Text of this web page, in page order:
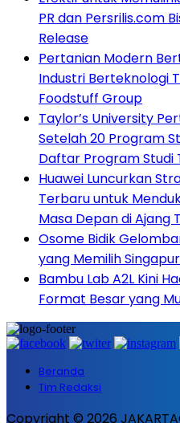
PR dan Persrilis.com
Release
Pertanian Modern
Industri Berteknologi
Foodstuff Group
Taylor’s University
Setelah 20 Program
Daftar Program Studi
Huawei Luncurkan
Terbaru untuk
Masa Depan di Ajang
Osome Bidik
yang Memilih
Bambu Lab A2L Kini
Format Besar yang
Beranda
Tim Redaksi
Copyright © 2026